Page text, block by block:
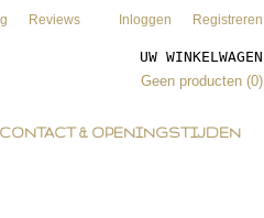
Reviews Inloggen Registreren
UW WINKELWAGEN
Geen producten (0)
CONTACT & OPENINGSTIJDEN